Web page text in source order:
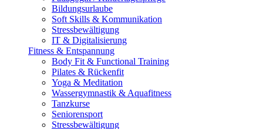
Bildungsurlaube
Soft Skills & Kommunikation
Stressbewältigung
IT & Digitalisierung
Fitness & Entspannung
Body Fit & Functional Training
Pilates & Rückenfit
Yoga & Meditation
Wassergymnastik & Aquafitness
Tanzkurse
Seniorensport
Stressbewältigung